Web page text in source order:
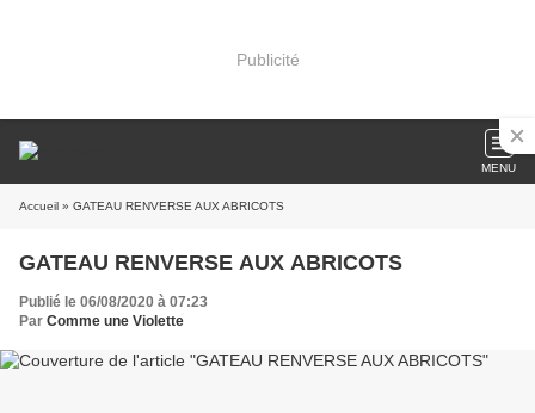
Publicité
MENU
Accueil » GATEAU RENVERSE AUX ABRICOTS
GATEAU RENVERSE AUX ABRICOTS
Publié le 06/08/2020 à 07:23
Par Comme une Violette